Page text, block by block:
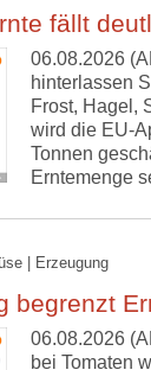
fällt
06.08.2026
hinterlassen
Frost, Hagel,
wird die EU-
Tonnen
Erntemenge
| Erzeugung
begrenzt
06.08.2026
bei Tomaten